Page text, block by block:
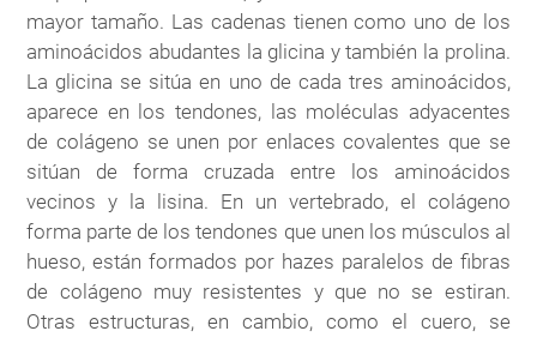
mayor tamaño. Las cadenas tienen como uno de los
aminoácidos abudantes la glicina y también la prolina.
La glicina se sitúa en uno de cada tres aminoácidos,
aparece en los tendones, las moléculas adyacentes
de colágeno se unen por enlaces covalentes que se
sitúan de forma cruzada entre los aminoácidos
vecinos y la lisina. En un vertebrado, el colágeno
forma parte de los tendones que unen los músculos al
hueso, están formados por hazes paralelos de fibras
de colágeno muy resistentes y que no se estiran.
Otras estructuras, en cambio, como el cuero, se